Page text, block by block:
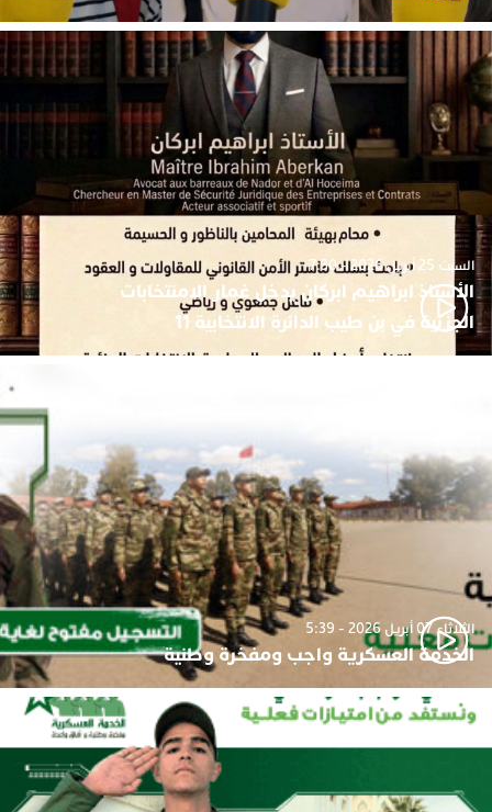
السبت 25 أبريل 2026 - 7:30
الأستاذ ابراهيم ابركان يدخل غمار الامنتخابات
الجزئية في بن طيب الدائرة الانتخابية 11
الثلاثاء 07 أبريل 2026 - 5:39
الخدمة العسكرية واجب ومفخرة وطنية